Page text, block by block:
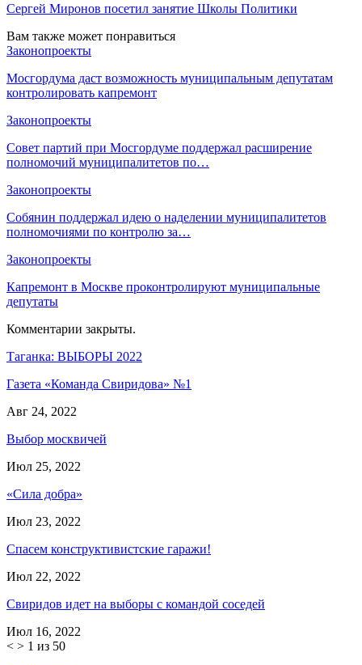
Сергей Миронов посетил занятие Школы Политики
Вам также может понравиться
Законопроекты
Мосгордума даст возможность муниципальным депутатам
контролировать капремонт
Законопроекты
Совет партий при Мосгордуме поддержал расширение
полномочий муниципалитетов по…
Законопроекты
Собянин поддержал идею о наделении муниципалитетов
полномочиями по контролю за…
Законопроекты
Капремонт в Москве проконтролируют муниципальные
депутаты
Комментарии закрыты.
Таганка: ВЫБОРЫ 2022
Газета «Команда Свиридова» №1
Авг 24, 2022
Выбор москвичей
Июл 25, 2022
«Сила добра»
Июл 23, 2022
Спасем конструктивистские гаражи!
Июл 22, 2022
Свиридов идет на выборы с командой соседей
Июл 16, 2022
< > 1 из 50